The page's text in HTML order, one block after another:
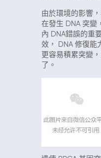
由於環境的影響
在發生 DNA 突變
內 DNA錯誤的重
效，
DNA 修復能
更容易積累突變
了。